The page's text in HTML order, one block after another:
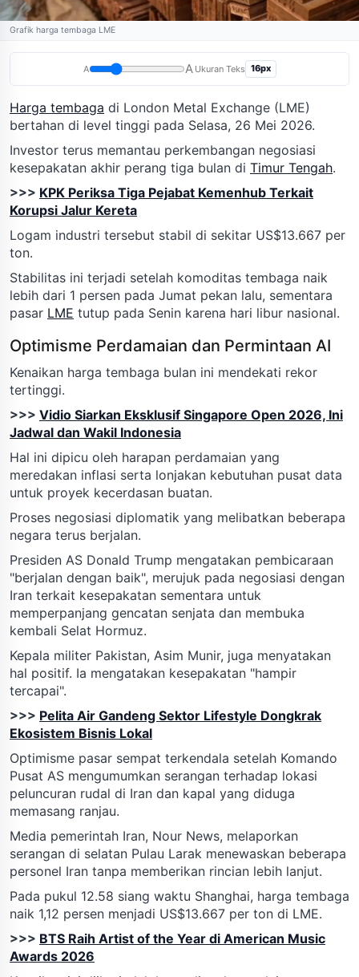
Grafik harga tembaga LME
A A Ukuran Teks 16px
Harga tembaga di London Metal Exchange (LME)
bertahan di level tinggi pada Selasa, 26 Mei 2026.
Investor terus memantau perkembangan negosiasi
kesepakatan akhir perang tiga bulan di Timur Tengah.
>>> KPK Periksa Tiga Pejabat Kemenhub Terkait
Korupsi Jalur Kereta
Logam industri tersebut stabil di sekitar US$13.667 per
ton.
Stabilitas ini terjadi setelah komoditas tembaga naik
lebih dari 1 persen pada Jumat pekan lalu, sementara
pasar LME tutup pada Senin karena hari libur nasional.
Optimisme Perdamaian dan Permintaan AI
Kenaikan harga tembaga bulan ini mendekati rekor
tertinggi.
>>> Vidio Siarkan Eksklusif Singapore Open 2026, Ini
Jadwal dan Wakil Indonesia
Hal ini dipicu oleh harapan perdamaian yang
meredakan inflasi serta lonjakan kebutuhan pusat data
untuk proyek kecerdasan buatan.
Proses negosiasi diplomatik yang melibatkan beberapa
negara terus berjalan.
Presiden AS Donald Trump mengatakan pembicaraan
"berjalan dengan baik", merujuk pada negosiasi dengan
Iran terkait kesepakatan sementara untuk
memperpanjang gencatan senjata dan membuka
kembali Selat Hormuz.
Kepala militer Pakistan, Asim Munir, juga menyatakan
hal positif. Ia mengatakan kesepakatan "hampir
tercapai".
>>> Pelita Air Gandeng Sektor Lifestyle Dongkrak
Ekosistem Bisnis Lokal
Optimisme pasar sempat terkendala setelah Komando
Pusat AS mengumumkan serangan terhadap lokasi
peluncuran rudal di Iran dan kapal yang diduga
memasang ranjau.
Media pemerintah Iran, Nour News, melaporkan
serangan di selatan Pulau Larak menewaskan beberapa
personel Iran tanpa memberikan rincian lebih lanjut.
Pada pukul 12.58 siang waktu Shanghai, harga tembaga
naik 1,12 persen menjadi US$13.667 per ton di LME.
>>> BTS Raih Artist of the Year di American Music
Awards 2026